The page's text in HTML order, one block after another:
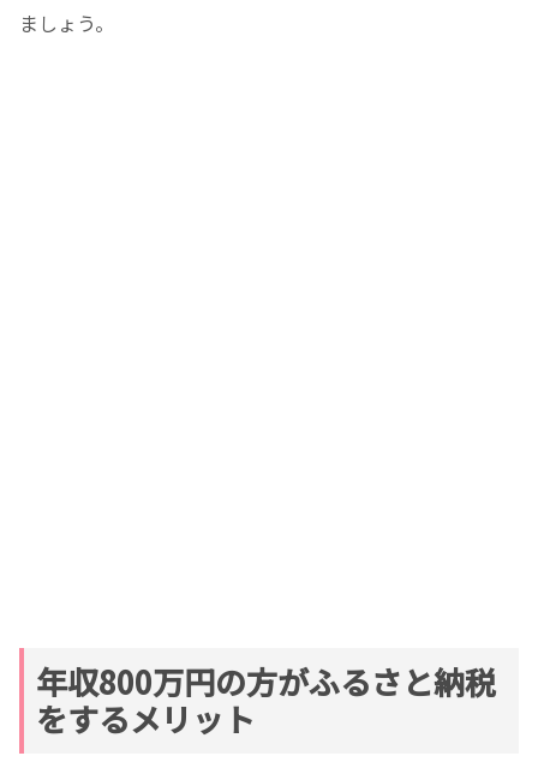
ましょう。
年収800万円の方がふるさと納税
をするメリット